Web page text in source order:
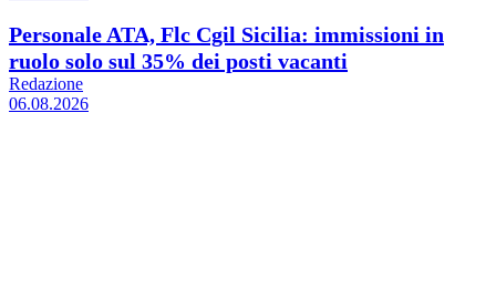
Personale ATA, Flc Cgil Sicilia: immissioni in
ruolo solo sul 35% dei posti vacanti
Redazione
06.08.2026